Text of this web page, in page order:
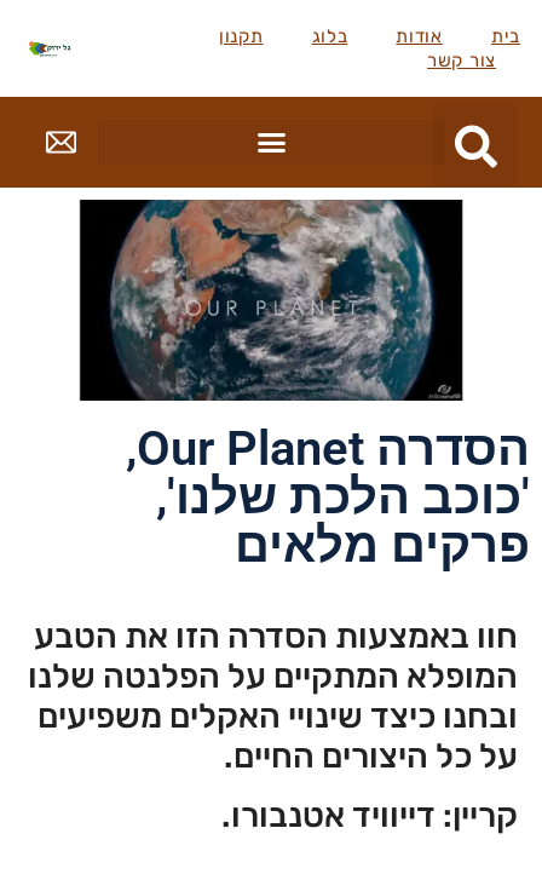
בית אודות בלוג
תקנון
צור קשר
הסדרה Our Planet,
'כוכב הלכת שלנו',
פרקים מלאים
חוו באמצעות הסדרה הזו את הטבע
המופלא המתקיים על הפלנטה שלנו
ובחנו כיצד שינויי האקלים משפיעים
על כל היצורים החיים.
קריין: דייוויד אטנבורו.